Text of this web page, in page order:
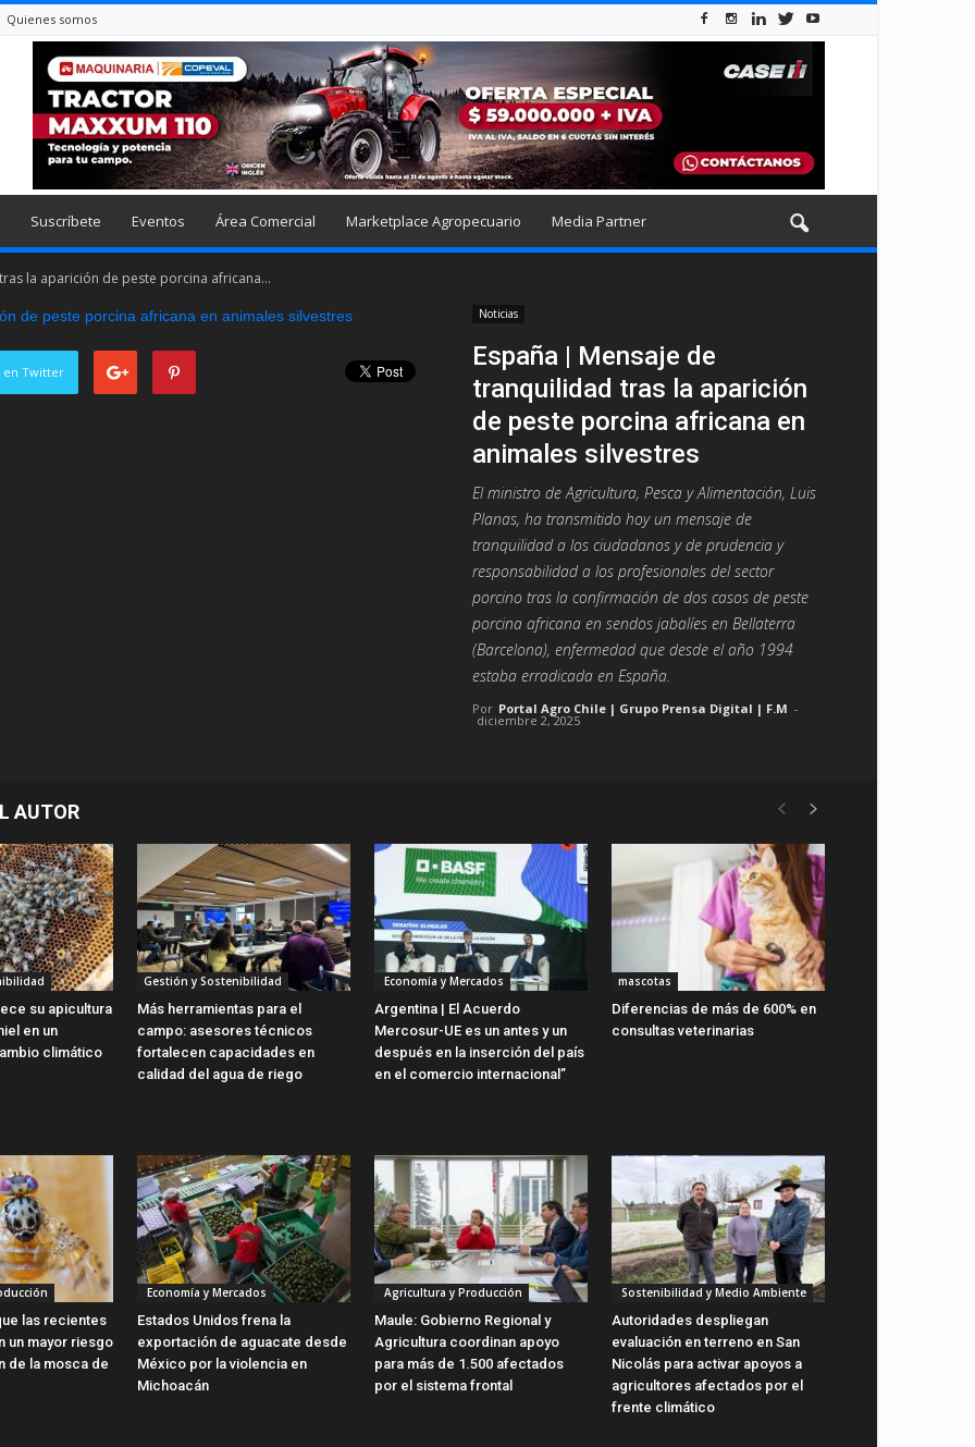
Quienes somos
Suscríbete Eventos Área Comercial Marketplace Agropecuario Media Partner
la aparición de peste porcina africana...
Noticias
España | Mensaje de
tranquilidad tras la aparición
de peste porcina africana en
animales silvestres
El ministro de Agricultura, Pesca y Alimentación, Luis
Planas, ha transmitido hoy un mensaje de
tranquilidad a los ciudadanos y de prudencia y
responsabilidad a los profesionales del sector
porcino tras la confirmación de dos casos de peste
porcina africana en sendos jabalíes en Bellaterra
(Barcelona), enfermedad que desde el año 1994
estaba erradicada en España.
Por Portal Agro Chile | Grupo Prensa Digital | F.M -
diciembre 2, 2025
Twitter
AUTOR
su apicultura
en un
climático
Gestión y Sostenibilidad
Más herramientas para el
campo: asesores técnicos
fortalecen capacidades en
calidad del agua de riego
Economía y Mercados
Argentina | El Acuerdo
Mercosur-UE es un antes y un
después en la inserción del país
en el comercio internacional”
mascotas
Diferencias de más de 600% en
consultas veterinarias
las recientes
un mayor riesgo
de la mosca de
Economía y Mercados
Estados Unidos frena la
exportación de aguacate desde
México por la violencia en
Michoacán
Agricultura y Producción
Maule: Gobierno Regional y
Agricultura coordinan apoyo
para más de 1.500 afectados
por el sistema frontal
Sostenibilidad y Medio Ambiente
Autoridades despliegan
evaluación en terreno en San
Nicolás para activar apoyos a
agricultores afectados por el
frente climático